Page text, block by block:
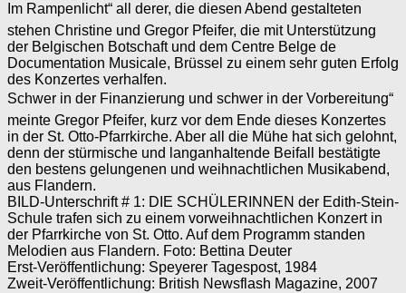
Im Rampen­licht“ all derer, die diesen Abend gestalteten
stehen Christine und Gregor Pfeifer, die mit Unterstützung
der Belgischen Botschaft und dem Centre Belge de
Documentation Musicale, Brüssel zu einem sehr guten Er­folg
des Konzertes verhalfen.
Schwer in der Finanzierung und schwer in der Vorbereitung“
meinte Gregor Pfeifer, kurz vor dem Ende dieses Konzertes
in der St. Otto-Pfarrkirche. Aber all die Mühe hat sich gelohnt,
denn der stürmische und lang­anhaltende Beifall bestätigte
den bestens gelungenen und weihnachtlichen Musikabend,
aus Flandern.
BILD-Unterschrift # 1: DIE SCHÜLERINNEN der Edith-Stein-
Schule trafen sich zu einem vorweihnachtlichen Konzert in
der Pfarrkirche von St. Otto. Auf dem Programm standen
Melodien aus Flandern. Foto: Bettina Deuter
Erst-Veröffentlichung: Speyerer Tagespost, 1984
Zweit-Veröffentlichung: British Newsflash Magazine, 2007